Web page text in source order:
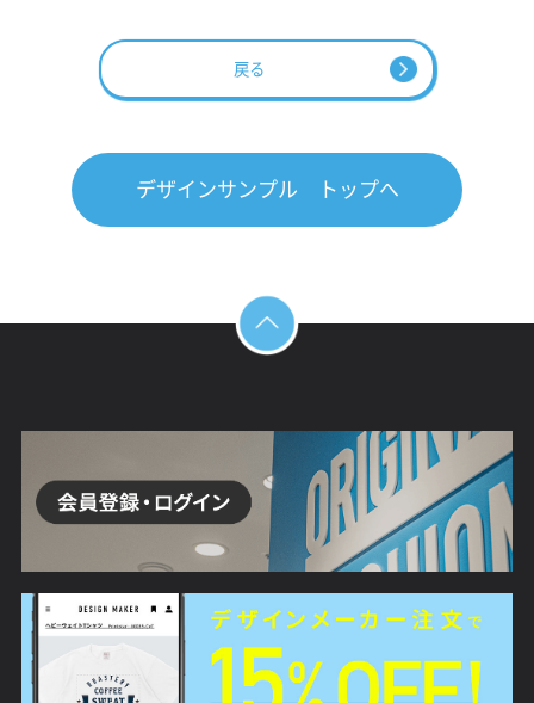
戻る
デザインサンプル トップへ